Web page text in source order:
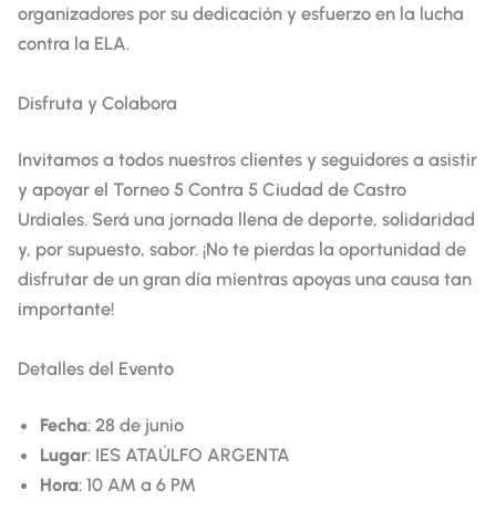
organizadores por su dedicación y esfuerzo en la lucha
contra la ELA.
Disfruta y Colabora
Invitamos a todos nuestros clientes y seguidores a asistir
y apoyar el Torneo 5 Contra 5 Ciudad de Castro
Urdiales. Será una jornada llena de deporte, solidaridad
y, por supuesto, sabor. ¡No te pierdas la oportunidad de
disfrutar de un gran día mientras apoyas una causa tan
importante!
Detalles del Evento
Fecha: 28 de junio
Lugar: IES ATAÚLFO ARGENTA
Hora: 10 AM a 6 PM